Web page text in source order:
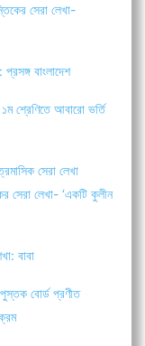
সেরা লেখা-
বাংলাদেশ
শ্রেণিতে আবারো ভর্তি
সেরা লেখা
সেরা লেখা- ‘একটি কুলীন
বাবা
বোর্ড প্রণীত